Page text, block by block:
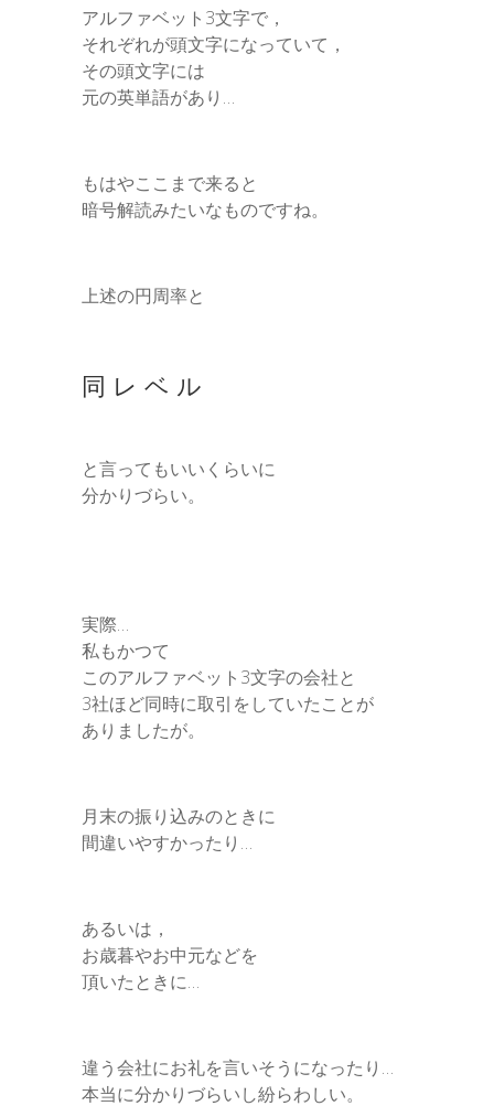
アルファベット3文字で，
それぞれが頭文字になっていて，
その頭文字には
元の英単語があり…
もはやここまで来ると
暗号解読みたいなものですね。
上述の円周率と
同 レ ベ ル
と言ってもいいくらいに
分かりづらい。
実際…
私もかつて
このアルファベット3文字の会社と
3社ほど同時に取引をしていたことが
ありましたが。
月末の振り込みのときに
間違いやすかったり…
あるいは，
お歳暮やお中元などを
頂いたときに…
違う会社にお礼を言いそうになったり…
本当に分かりづらいし紛らわしい。